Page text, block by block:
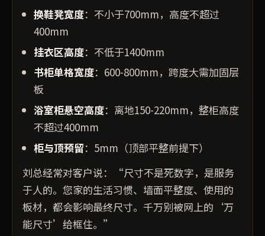
换鞋凳宽度：不小于700mm，高度不超过
400mm
挂衣区高度：不低于1400mm
书柜单格宽度：600-800mm，跨度大需加固层
板
浴室柜悬空高度：离地150-220mm，整柜高度
不超过400mm
柜与顶预留：5mm（顶部平整前提下）
刘总经常对客户说：“尺寸不是死数字，是服务
于人的。您家的生活习惯、墙面平整度、使用的
板材，都会影响最终尺寸。千万别被网上的‘万
能尺寸’给框住。”